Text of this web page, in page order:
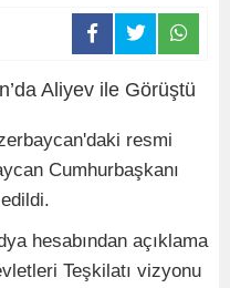
resmi
Cumhurbaşkanı
hesabından açıklama
Teşkilatı vizyonu